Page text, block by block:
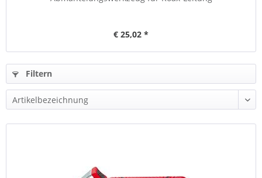
€ 25,02 *
Filtern